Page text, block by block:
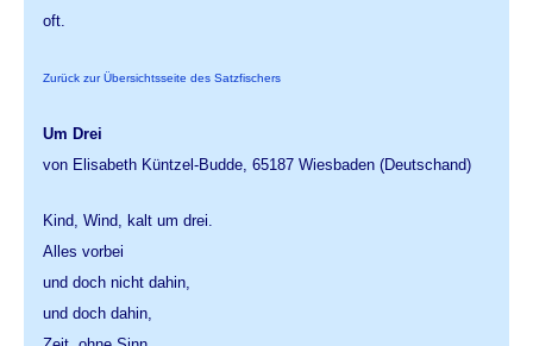
oft.
Zurück zur Übersichtsseite des Satzfischers
Um Drei
von Elisabeth Küntzel-Budde, 65187 Wiesbaden (Deutschand)
Kind, Wind, kalt um drei.
Alles vorbei
und doch nicht dahin,
und doch dahin,